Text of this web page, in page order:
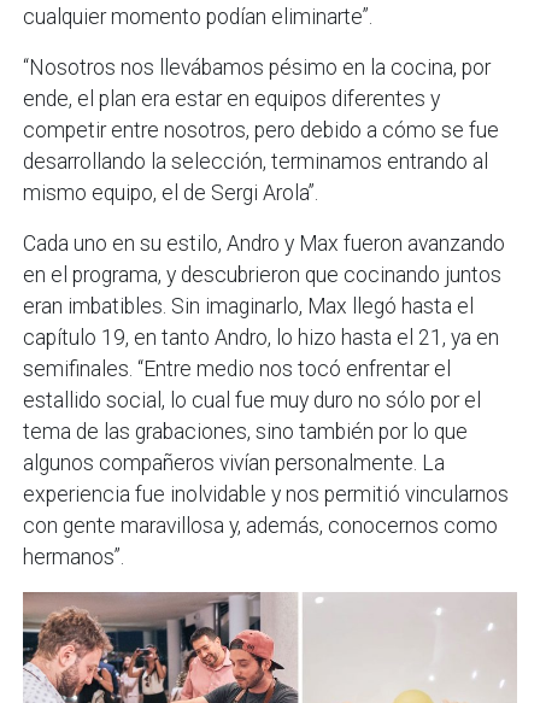
cualquier momento podían eliminarte”.
“Nosotros nos llevábamos pésimo en la cocina, por
ende, el plan era estar en equipos diferentes y
competir entre nosotros, pero debido a cómo se fue
desarrollando la selección, terminamos entrando al
mismo equipo, el de Sergi Arola”.
Cada uno en su estilo, Andro y Max fueron avanzando
en el programa, y descubrieron que cocinando juntos
eran imbatibles. Sin imaginarlo, Max llegó hasta el
capítulo 19, en tanto Andro, lo hizo hasta el 21, ya en
semifinales. “Entre medio nos tocó enfrentar el
estallido social, lo cual fue muy duro no sólo por el
tema de las grabaciones, sino también por lo que
algunos compañeros vivían personalmente. La
experiencia fue inolvidable y nos permitió vincularnos
con gente maravillosa y, además, conocernos como
hermanos”.